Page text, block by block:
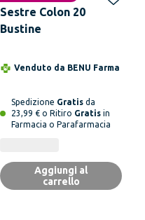
Sestre Colon 20
Bustine
Venduto da BENU Farma
Spedizione Gratis da
23,99 € o Ritiro Gratis in
Farmacia o Parafarmacia
Aggiungi al
carrello